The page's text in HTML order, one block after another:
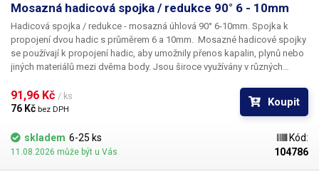
Mosazná hadicová spojka / redukce 90° 6 - 10mm
Hadicová spojka / redukce - mosazná úhlová 90° 6-10mm. Spojka k
propojení dvou hadic s průměrem 6 a 10mm.
se používají k propojení hadic, aby umožnily přenos kapalin, plynů nebo
jiných materiálů mezi dvěma body. Jsou široce využívány v různých
instalatérství. Hlavní výhody mosazných spojek jsou jejich odolnost vůči
korozi, vysoká pevnost a dlouhá životnost. Jsou vhodné pro použití v
opotřebení. Nástrčné hadicové spojky jsou svým způsobem připojení
vhodné pro nízkotlaké hadicové rozvody.
mosazná spojka 1ks.
91,96 Kč / ks
76 Kč bez DPH
Koupit
skladem 6-25 ks
11.08.2026 může být u Vás
Kód:
104786